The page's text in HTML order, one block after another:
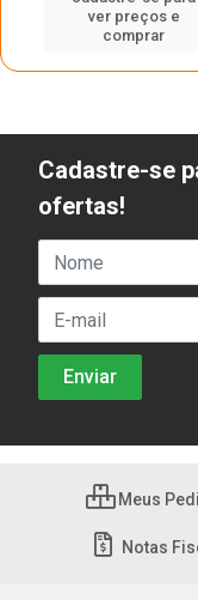
ver preços e
comprar
Cadastre-se
ofertas!
Meus
Notas